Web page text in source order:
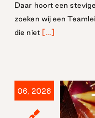
Daar hoort een
zoeken wij een
die niet [...]
06, 2026